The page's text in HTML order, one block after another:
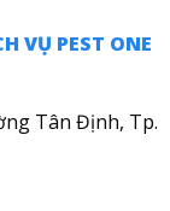
VỤ PEST ONE
Tân Định, Tp.